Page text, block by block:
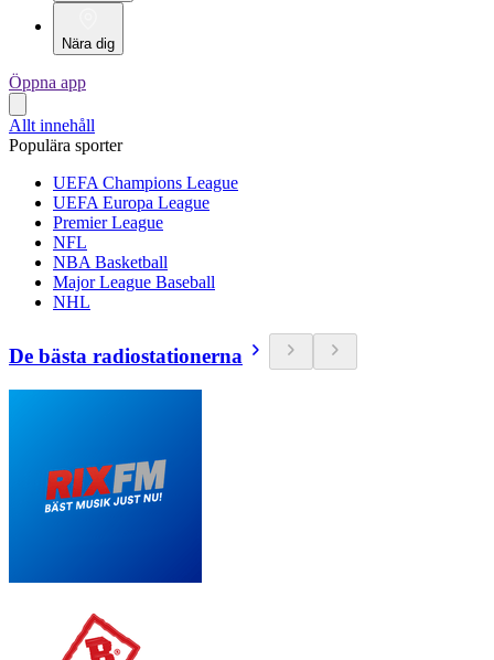
Nära dig
Öppna app
Allt innehåll
Populära sporter
UEFA Champions League
UEFA Europa League
Premier League
NFL
NBA Basketball
Major League Baseball
NHL
De bästa radiostationerna